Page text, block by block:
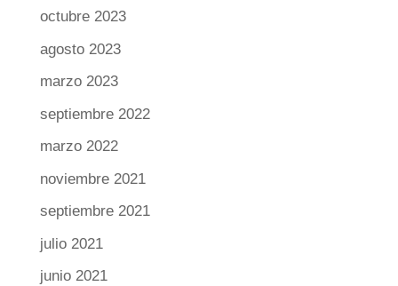
octubre 2023
agosto 2023
marzo 2023
septiembre 2022
marzo 2022
noviembre 2021
septiembre 2021
julio 2021
junio 2021